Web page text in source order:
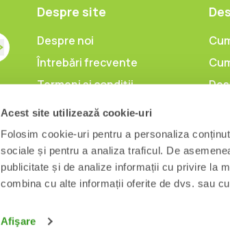
Acest site utilizează cookie-uri
Folosim cookie-uri pentru a personaliza
sociale și pentru a analiza traficul. De
publicitate și de analize informații cu privire la
combina cu alte informații oferite de dvs. sau
Afişare
Despre site
Despre noi
Întrebări frecvente
Termeni și condiții
Prelucrarea datelor cu
Politica de utilizare
cookieuri